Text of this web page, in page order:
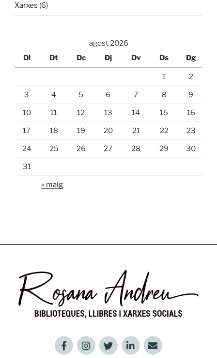
Xarxes (6)
agost 2026
Dl
Dt Dc Dj Dv Ds Dg
1 2
3 4 5 6 7 8 9
10 11 12 13 14 15 16
17 18 19 20 21 22 23
24 25 26 27 28 29 30
31
« maig